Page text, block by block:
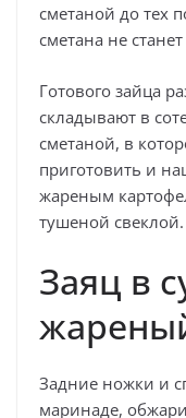
сметаной до тех
сметана не станет
Готового зайца
складывают в
сметаной, в
приготовить и
жареным
тушеной свеклой.
Заяц в
Задние ножки и
маринаде,